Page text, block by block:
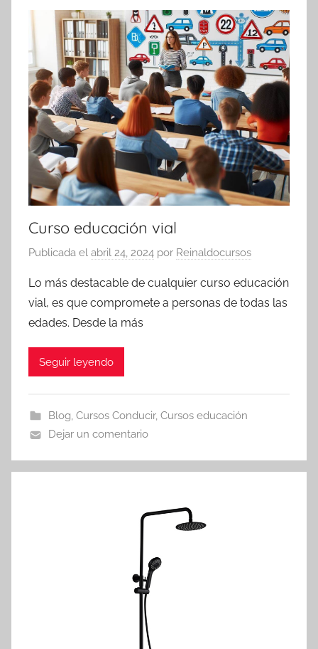
Curso educación vial
Publicada el abril 24, 2024 por Reinaldocursos
Lo más destacable de cualquier curso educación
vial, es que compromete a personas de todas las
edades. Desde la más
Seguir leyendo
Blog, Cursos Conducir, Cursos educación
Dejar un comentario